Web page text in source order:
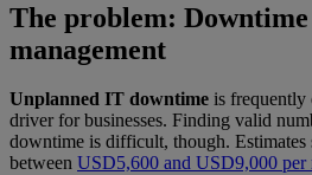
The problem:
management
Unplanned IT downtime is frequently
driver for businesses. Finding valid
downtime is difficult, though. Estimates
between USD5,600 and USD9,000 per